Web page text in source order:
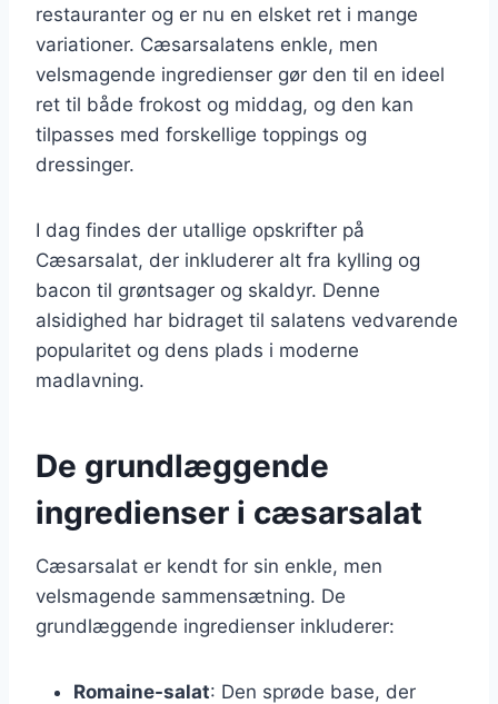
restauranter og er nu en elsket ret i mange
variationer. Cæsarsalatens enkle, men
velsmagende ingredienser gør den til en ideel
ret til både frokost og middag, og den kan
tilpasses med forskellige toppings og
dressinger.
I dag findes der utallige opskrifter på
Cæsarsalat, der inkluderer alt fra kylling og
bacon til grøntsager og skaldyr. Denne
alsidighed har bidraget til salatens vedvarende
popularitet og dens plads i moderne
madlavning.
De grundlæggende
ingredienser i cæsarsalat
Cæsarsalat er kendt for sin enkle, men
velsmagende sammensætning. De
grundlæggende ingredienser inkluderer:
Romaine-salat: Den sprøde base, der